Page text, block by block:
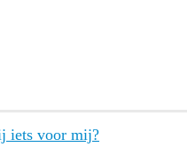
iets voor mij?